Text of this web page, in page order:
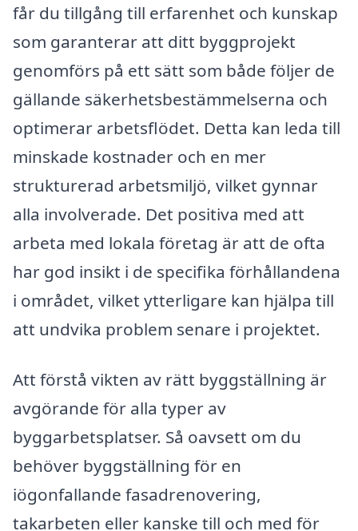
får du tillgång till erfarenhet och kunskap
som garanterar att ditt byggprojekt
genomförs på ett sätt som både följer de
gällande säkerhetsbestämmelserna och
optimerar arbetsflödet. Detta kan leda till
minskade kostnader och en mer
strukturerad arbetsmiljö, vilket gynnar
alla involverade. Det positiva med att
arbeta med lokala företag är att de ofta
har god insikt i de specifika förhållandena
i området, vilket ytterligare kan hjälpa till
att undvika problem senare i projektet.
Att förstå vikten av rätt byggställning är
avgörande för alla typer av
byggarbetsplatser. Så oavsett om du
behöver byggställning för en
iögonfallande fasadrenovering,
takarbeten eller kanske till och med för